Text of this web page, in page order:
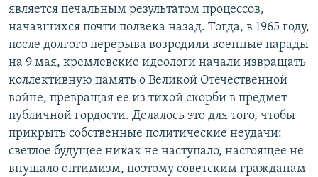
является печальным результатом процессов,
начавшихся почти полвека назад. Тогда, в 1965 году,
после долгого перерыва возродили военные парады
на 9 мая, кремлевские идеологи начали извращать
коллективную память о Великой Отечественной
войне, превращая ее из тихой скорби в предмет
публичной гордости. Делалось это для того, чтобы
прикрыть собственные политические неудачи:
светлое будущее никак не наступало, настоящее не
внушало оптимизм, поэтому советским гражданам